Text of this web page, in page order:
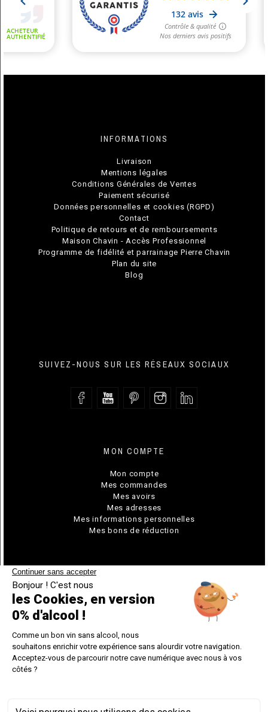
INFORMATIONS
Livraison
Mentions légales
Conditions Générales de Ventes
Paiement sécurisé
Données personnelles et cookies (RGPD)
Contact
Politique de retours et de remboursements
Maison Chavin - Accès Professionnel
Programme de fidélité et parrainage Pierre Chavin
Plan du site
Blog
SUIVEZ-NOUS SUR LES RÉSEAUX SOCIAUX
MON COMPTE
Mon compte
Mes commandes
Mes avoirs
Mes adresses
Mes informations personnelles
Mes bons de réduction